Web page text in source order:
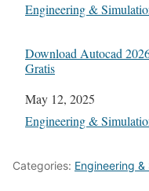
In relation to
Engineering &
Download Autocad
Gratis
Date
May 12, 2025
In relation to
Engineering &
Categories: Engineering &